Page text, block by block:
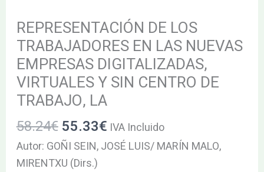
REPRESENTACIÓN DE LOS
TRABAJADORES EN LAS NUEVAS
EMPRESAS DIGITALIZADAS,
VIRTUALES Y SIN CENTRO DE
TRABAJO, LA
58.24€
58.24€.
55.33€
55.33€.
IVA Incluido
Autor: GOÑI SEIN, JOSÉ LUIS/ MARÍN MALO,
MIRENTXU (Dirs.)
EN
LAS
NUEVAS
EMPRESAS
DIGITALIZADAS,
VIRTUALES
Y
SIN
CENTRO
CENTRO
DE
TRABAJO,
LA
cantidad